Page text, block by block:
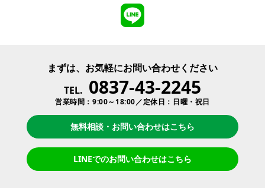
まずは、お気軽にお問い合わせください
TEL. 0837-43-2245
営業時間：9:00～18:00／定休日：日曜・祝日
無料相談・お問い合わせはこちら
LINEでのお問い合わせはこちら